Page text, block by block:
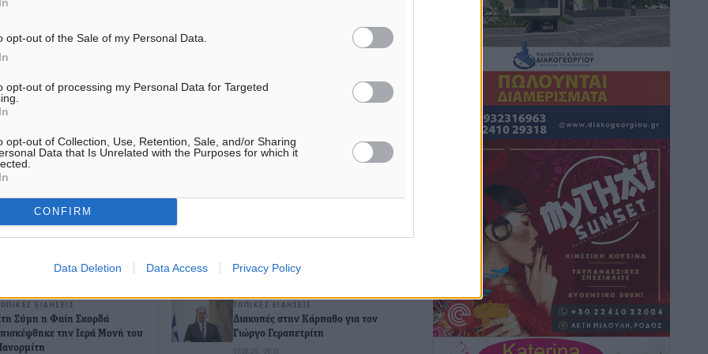
opt-out of the Sale of my Personal Data.
opt-out of processing my Personal Data for Targeted
opt-out of Collection, Use, Retention, Sale, and/or Sharing
Data that Is Unrelated with the Purposes for which it
CONFIRM
Data Deletion Data Access Privacy Policy
Σχέσεις
αναζήτησης
μας στο Google News ★ ↗
ΕΠΙΣΗΣ
ΕΙΔΉΣΕΙΣ
Σύμη η Φαίη Σκορδά
την Ιερά Μονή του
ΤΟΠΙΚΈΣ ΕΙΔΉΣΕΙΣ
Διακοπές στην Κάρπαθο για τον
Γιώργο Γεραπετρίτη
07.08.26 · 09:13
κοστίσουν σε φόρο
• πριν 2 ώρες
Η επόμενη παγκόσμια δύναμη στα
υδροπλάνα μπορεί να είναι η Ελλάδα
• πριν 2 ώρες
Στη Σύμη η Φαίη Σκορδά επισκέφθηκε
την Ιερά Μονή του Πανορμίτη
Τοπικές Ειδήσεις πριν 2 ώρες
Σερβία: Ανακάμπτουν οι τουριστικές
ροές προς την Ελλάδα
πριν 2 ώρες
Διακοπές στην Κάρπαθο για τον Γιώργο
Γεραπετρίτη
Τοπικές Ειδήσεις • πριν 2 ώρες